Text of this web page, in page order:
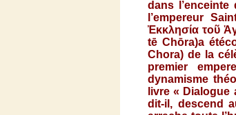
dans
l’enceinte
l’empereur
Ἐκκλησία τοῦ
tē Chōra)a
Chora) de la
premier
dynamisme
livre « Dialogue
dit-il , descend